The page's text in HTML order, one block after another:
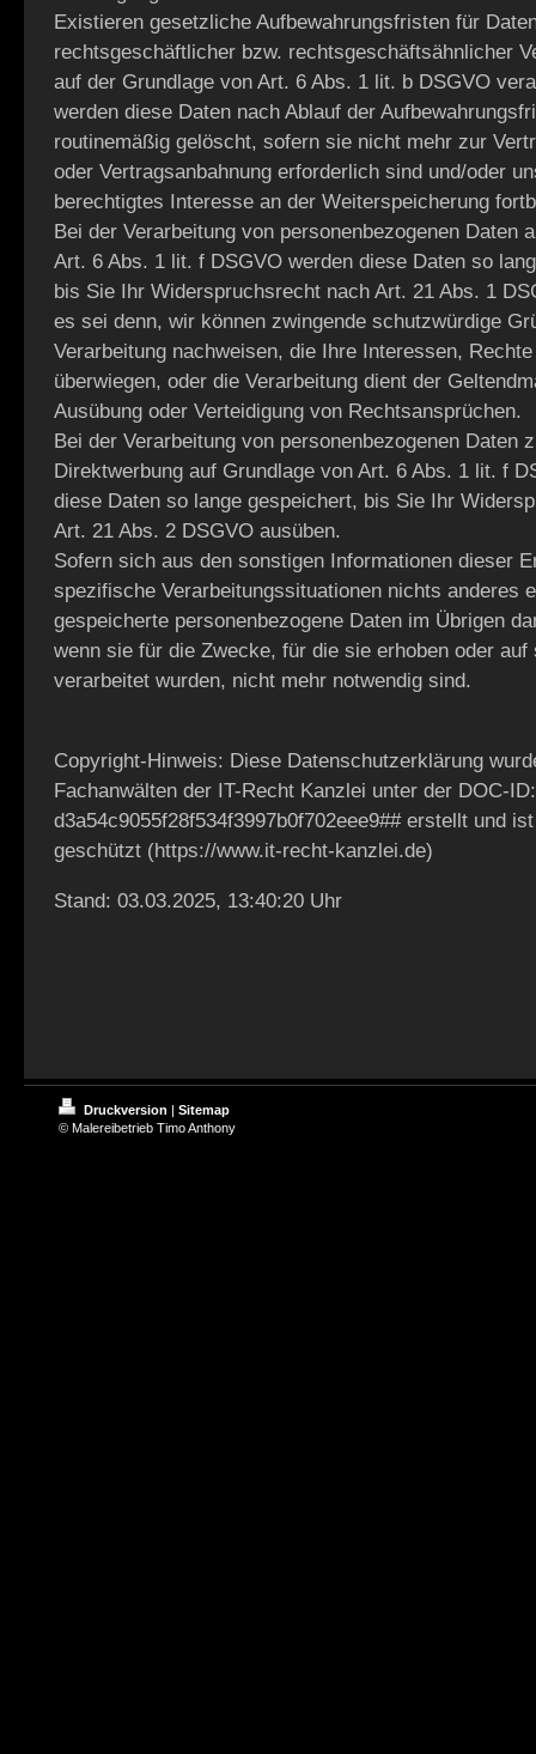
Existieren gesetzliche Aufbewahrungsfristen für
rechtsgeschäftlicher bzw. rechtsgeschäftsähnlicher
auf der Grundlage von Art. 6 Abs. 1 lit. b DSGVO
werden diese Daten nach Ablauf der
routinemäßig gelöscht, sofern sie nicht mehr zur
oder Vertragsanbahnung erforderlich sind und/oder
berechtigtes Interesse an der Weiterspeicherung
Bei der Verarbeitung von personenbezogenen Daten
Art. 6 Abs. 1 lit. f DSGVO werden diese Daten so
bis Sie Ihr Widerspruchsrecht nach Art. 21 Abs. 1
es sei denn, wir können zwingende schutzwürdige
Verarbeitung nachweisen, die Ihre Interessen,
überwiegen, oder die Verarbeitung dient der
Ausübung oder Verteidigung von Rechtsansprüchen.
Bei der Verarbeitung von personenbezogenen Daten
Direktwerbung auf Grundlage von Art. 6 Abs. 1 lit. f
diese Daten so lange gespeichert, bis Sie Ihr
Art. 21 Abs. 2 DSGVO ausüben.
Sofern sich aus den sonstigen Informationen dieser
spezifische Verarbeitungssituationen nichts anderes
gespeicherte personenbezogene Daten im Übrigen
wenn sie für die Zwecke, für die sie erhoben oder auf
verarbeitet wurden, nicht mehr notwendig sind.
Copyright-Hinweis: Diese Datenschutzerklärung
Fachanwälten der IT-Recht Kanzlei unter der DOC-
d3a54c9055f28f534f3997b0f702eee9## erstellt und
geschützt (https://www.it-recht-kanzlei.de)
Stand: 03.03.2025, 13:40:20 Uhr
Druckversion | Sitemap
© Malereibetrieb Timo Anthony